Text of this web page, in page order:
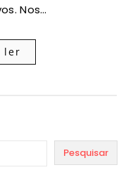
Nos…
ler
Pesquisar